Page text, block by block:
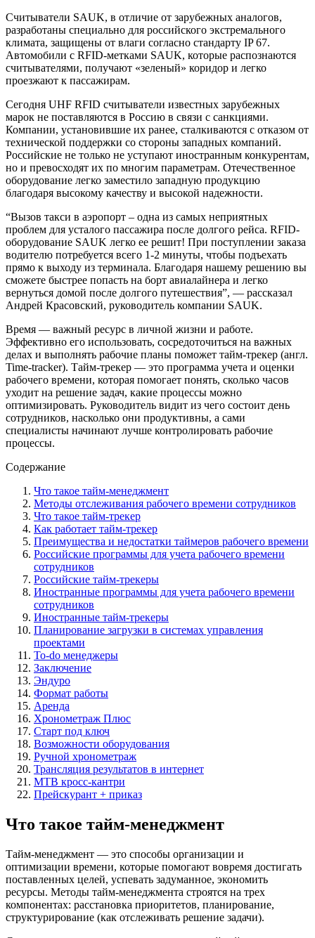
Считыватели SAUK, в отличие от зарубежных аналогов,
разработаны специально для российского экстремального
климата, защищены от влаги согласно стандарту IP 67.
Автомобили с RFID-метками SAUK, которые распознаются
считывателями, получают «зеленый» коридор и легко
проезжают к пассажирам.
Сегодня UHF RFID cчитыватели известных зарубежных
марок не поставляются в Россию в связи с санкциями.
Компании, установившие их ранее, сталкиваются с отказом от
технической поддержки со стороны западных компаний.
Российские не только не уступают иностранным конкурентам,
но и превосходят их по многим параметрам. Отечественное
оборудование легко заместило западную продукцию
благодаря высокому качеству и высокой надежности.
“Вызов такси в аэропорт – одна из самых неприятных
проблем для усталого пассажира после долгого рейса. RFID-
оборудование SAUK легко ее решит! При поступлении заказа
водителю потребуется всего 1-2 минуты, чтобы подъехать
прямо к выходу из терминала. Благодаря нашему решению вы
сможете быстрее попасть на борт авиалайнера и легко
вернуться домой после долгого путешествия”, — рассказал
Андрей Красовский, руководитель компании SAUK.
Время — важный ресурс в личной жизни и работе.
Эффективно его использовать, сосредоточиться на важных
делах и выполнять рабочие планы поможет тайм-трекер (англ.
Time-tracker). Тайм-трекер — это программа учета и оценки
рабочего времени, которая помогает понять, сколько часов
уходит на решение задач, какие процессы можно
оптимизировать. Руководитель видит из чего состоит день
сотрудников, насколько они продуктивны, а сами
специалисты начинают лучше контролировать рабочие
процессы.
Содержание
Что такое тайм-менеджмент
Методы отслеживания рабочего времени сотрудников
Что такое тайм-трекер
Как работает тайм-трекер
Преимущества и недостатки таймеров рабочего времени
Российские программы для учета рабочего времени
сотрудников
Российские тайм-трекеры
Иностранные программы для учета рабочего времени
сотрудников
Иностранные тайм-трекеры
Планирование загрузки в системах управления
проектами
To-do менеджеры
Заключение
Эндуро
Формат работы
Аренда
Хронометраж Плюс
Старт под ключ
Возможности оборудования
Ручной хронометраж
Трансляция результатов в интернет
MTB кросс-кантри
Прейскурант + приказ
Что такое тайм-менеджмент
Тайм-менеджмент — это способы организации и
оптимизации времени, которые помогают вовремя достигать
поставленных целей, успевать задуманное, экономить
ресурсы. Методы тайм-менеджмента строятся на трех
компонентах: расстановка приоритетов, планирование,
структурирование (как отслеживать решение задачи).